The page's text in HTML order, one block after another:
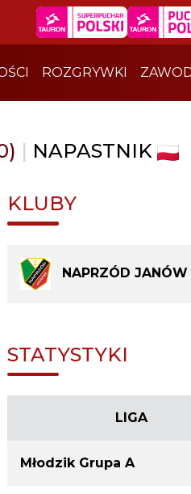
ROZGRYWKI
| NAPASTNIK
KLUBY
NAPRZÓD
STATYSTYKI
LIGA
Młodzik Grupa A